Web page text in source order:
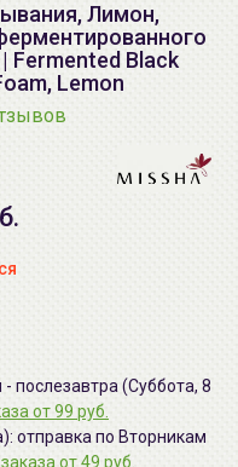
Лимон,
Fermented Black
Lemon
послезавтра (Суббота, 8
от 99 руб.
отправка по Вторникам
от 49 руб.